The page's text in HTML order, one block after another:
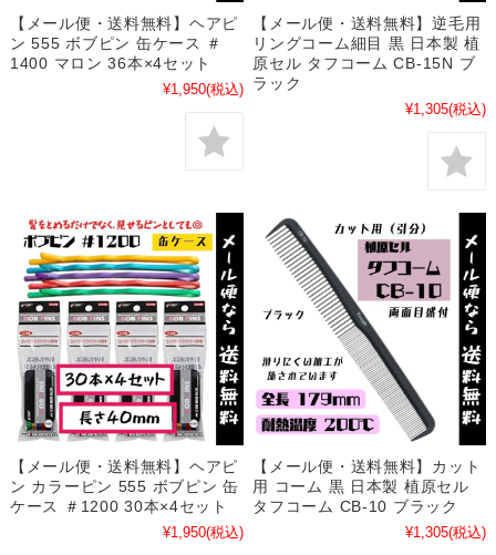
【メール便・送料無料】ヘアピ
ン 555 ボブピン 缶ケース ＃
1400 マロン 36本×4セット
¥1,950(税込)
【メール便・送料無料】逆毛用
リングコーム細目 黒 日本製 植
原セル タフコーム CB-15N ブ
ラック
¥1,305(税込)
【メール便・送料無料】ヘアピ
ン カラーピン 555 ボブピン 缶
ケース ＃1200 30本×4セット
¥1,950(税込)
【メール便・送料無料】カット
用 コーム 黒 日本製 植原セル
タフコーム CB-10 ブラック
¥1,305(税込)